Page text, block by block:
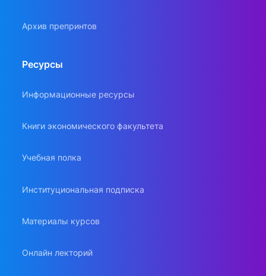
Архив препринтов
Ресурсы
Информационные ресурсы
Книги экономического факультета
Учебная полка
Институциональная подписка
Материалы курсов
Онлайн лекторий